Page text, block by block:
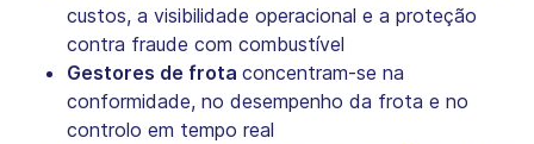
custos, a visibilidade operacional e a proteção
contra fraude com combustível
Gestores de frota concentram-se na
conformidade, no desempenho da frota e no
controlo em tempo real